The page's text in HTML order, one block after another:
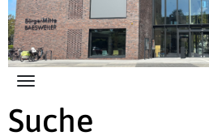
Zum Hauptinhalt springen
Suche